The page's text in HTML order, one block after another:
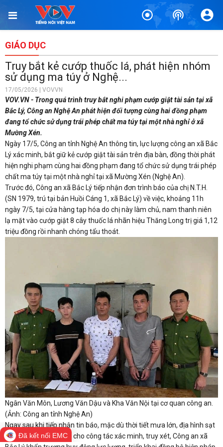
GIÁO DỤC
Truy bắt kẻ cướp thuốc lá, phát hiện nhóm
sử dụng ma túy ở Nghệ...
17/05/2026 | VOVVN
VOV.VN - Trong quá trình truy bắt nghi phạm cướp giật tài sản tại xã
Bắc Lý, Công an Nghệ An phát hiện đối tượng cùng hai đồng phạm
đang tổ chức sử dụng trái phép chất ma túy tại một nhà nghỉ ở xã
Mường Xén.
Ngày 17/5, Công an tỉnh Nghệ An thông tin, lực lượng công an xã Bắc
Lý xác minh, bắt giữ kẻ cướp giật tài sản trên địa bàn, đồng thời phát
hiện nghi phạm cùng hai đồng phạm đang tổ chức sử dụng trái phép
chất ma túy tại một nhà nghỉ tại xã Mường Xén (Nghệ An).
Trước đó, Công an xã Bắc Lý tiếp nhận đơn trình báo của chị N.T.H.
(SN 1979, trú tại bản Huồi Cáng 1, xã Bắc Lý) về việc, khoảng 11h
ngày 7/5, tại cửa hàng tạp hóa do chị này làm chủ, nam thanh niên
lạ mặt vào cướp giật 8 cây thuốc lá nhãn hiệu Thăng Long trị giá 1,12
triệu đồng rồi nhanh chóng tẩu thoát.
Ngân Văn Môn, Lương Văn Dậu và Kha Văn Nội tại cơ quan công an.
(Ảnh: Công an tỉnh Nghệ An)
Ngay sau khi tiếp nhận tin báo, mặc dù thời tiết mưa lớn, địa hình sạt
lở gây nhiều khó khăn cho công tác xác minh, truy xét, Công an xã
Đã kết nối EMC